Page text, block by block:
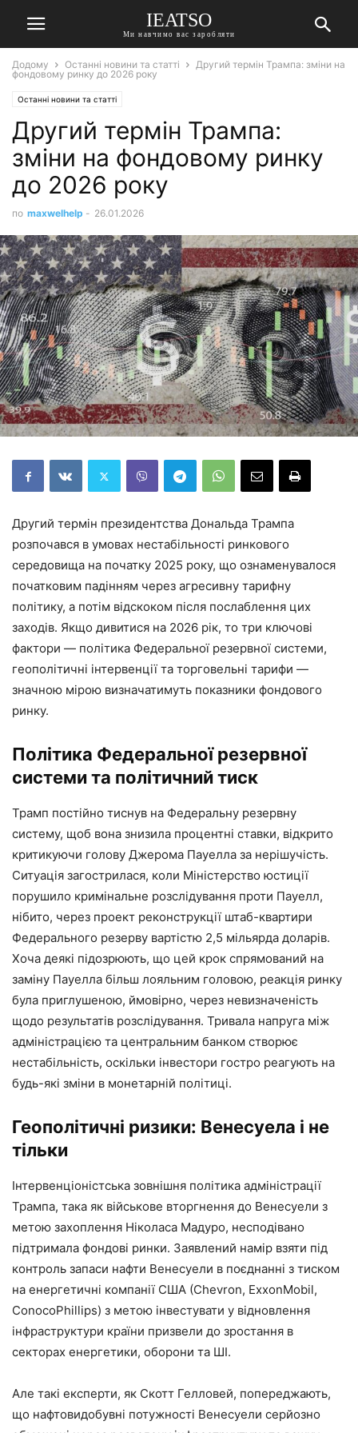
IEATSO
Ми навчимо вас заробляти
Додому Останні новини та статті
Другий термін Трампа: зміни на
фондовому ринку до 2026 року
Останні новини та статті
Другий термін Трампа:
зміни на фондовому ринку
до 2026 року
по maxwelhelp - 26.01.2026
Другий термін президентства Дональда Трампа
розпочався в умовах нестабільності ринкового
середовища на початку 2025 року, що ознаменувалося
початковим падінням через агресивну тарифну
політику, а потім відскоком після послаблення цих
заходів. Якщо дивитися на 2026 рік, то три ключові
фактори — політика Федеральної резервної системи,
геополітичні інтервенції та торговельні тарифи —
значною мірою визначатимуть показники фондового
ринку.
Політика Федеральної резервної
системи та політичний тиск
Трамп постійно тиснув на Федеральну резервну
систему, щоб вона знизила процентні ставки, відкрито
критикуючи голову Джерома Пауелла за нерішучість.
Ситуація загострилася, коли Міністерство юстиції
порушило кримінальне розслідування проти Пауелл,
нібито, через проект реконструкції штаб-квартири
Федерального резерву вартістю 2,5 мільярда доларів.
Хоча деякі підозрюють, що цей крок спрямований на
заміну Пауелла більш лояльним головою, реакція ринку
була приглушеною, ймовірно, через невизначеність
щодо результатів розслідування. Тривала напруга між
адміністрацією та центральним банком створює
нестабільність, оскільки інвестори гостро реагують на
будь-які зміни в монетарній політиці.
Геополітичні ризики: Венесуела і не
тільки
Інтервенціоністська зовнішня політика адміністрації
Трампа, така як військове вторгнення до Венесуели з
метою захоплення Ніколаса Мадуро, несподівано
підтримала фондові ринки. Заявлений намір взяти під
контроль запаси нафти Венесуели в поєднанні з тиском
на енергетичні компанії США (Chevron, ExxonMobil,
ConocoPhillips) з метою інвестувати у відновлення
інфраструктури країни призвели до зростання в
секторах енергетики, оборони та ШІ.
Але такі експерти, як Скотт Гелловей, попереджають,
що нафтовидобувні потужності Венесуели серйозно